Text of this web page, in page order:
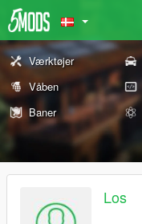
Værktøjer
Våben
Baner
Los